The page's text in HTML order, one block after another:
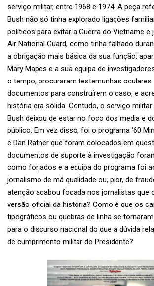
serviço militar, entre 1968 e 1974. A peça
Bush não só tinha explorado ligações
políticos para evitar a Guerra do Vietname e
Air National Guard, como tinha falhado
a obrigação mais básica da sua função:
Mary Mapes e a sua equipa de
o tempo, procuraram testemunhas oculares
documentos para construírem o caso, e
história era sólida. Contudo, o serviço militar
Bush deixou de estar no foco dos media e
público. Em vez disso, foi o programa ‘60
e Dan Rather que foram colocados em
documentos de suporte à investigação
como forjados e a equipa do programa foi
jornalismo de má qualidade ou, pior, de
atenção acabou focada nos jornalistas que
versão oficial da história? Como é que os
tipográficos ou quebras de linha se
para o discurso nacional do que a dúvida
de cumprimento militar do Presidente?